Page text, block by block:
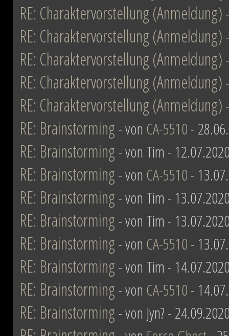
RE: Charaktervorstellung (Anmeldung)
RE: Charaktervorstellung (Anmeldung)
RE: Charaktervorstellung (Anmeldung)
RE: Charaktervorstellung (Anmeldung)
RE: Charaktervorstellung (Anmeldung)
RE: Brainstorming- von CA-5510-
RE: Brainstorming- von Tim -
RE: Brainstorming- von CA-5510-
RE: Brainstorming- von Tim -
RE: Brainstorming- von Tim -
RE: Brainstorming- von CA-5510-
RE: Brainstorming- von Tim -
RE: Brainstorming- von CA-5510-
RE: Brainstorming- von Jyn? -